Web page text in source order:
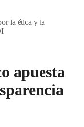
la ética y la
apuesta